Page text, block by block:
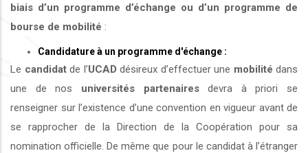
biais d’un programme d’échange ou d’un programme de
bourse de mobilité :
Candidature à un programme d'échange :
Le candidatde l’UCAD désireux d’effectuer une mobilité dans
une de nos universités partenairesdevra à priori se
renseigner sur l’existence d’une convention en vigueur avant de
se rapprocher de la Direction de la Coopération pour sa
nomination officielle. De même que pour le candidat à l’étranger